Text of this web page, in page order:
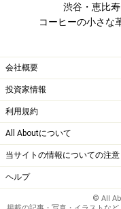
渋谷・恵比
コーヒーの小さな
会社概要
投資家情報
利用規約
All Aboutについて
当サイトの情報についての注意
ヘルプ
© All